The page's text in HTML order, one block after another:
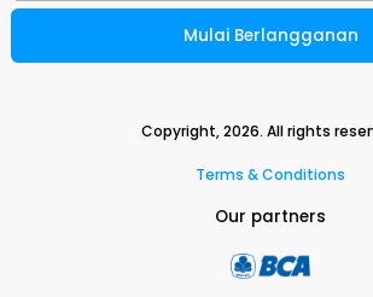
Mulai Berlangganan
Copyright,2026. All rights
Terms & Conditions
Our partners